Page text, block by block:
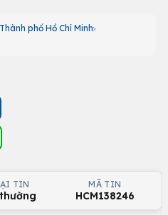
phố Hồ Chí Minh
TIN MÃ TIN
HCM138246